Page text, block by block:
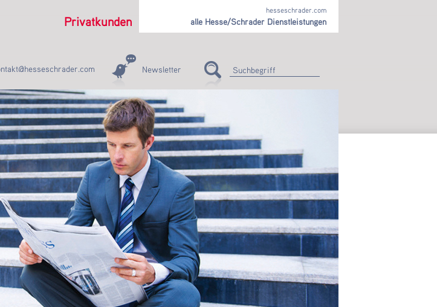
Newsletter
Privatkunden
hesseschrader.com
alle Hesse/Schrader Dienstleistungen